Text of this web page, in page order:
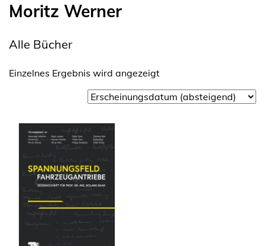
Moritz Werner
Alle Bücher
Einzelnes Ergebnis wird angezeigt